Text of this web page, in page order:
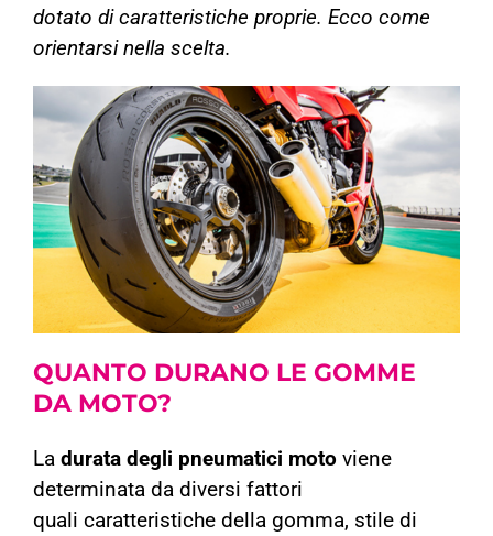
dotato di caratteristiche proprie. Ecco come
orientarsi nella scelta.
QUANTO DURANO LE GOMME
DA MOTO?
La durata degli pneumatici moto viene
determinata da diversi fattori
quali caratteristiche della gomma, stile di